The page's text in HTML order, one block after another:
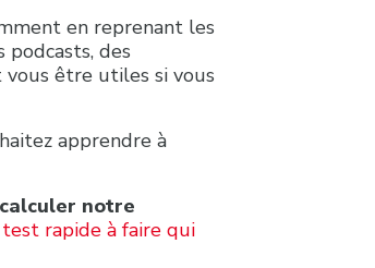
en reprenant les
podcasts, des
être utiles si vous
apprendre à
calculer notre
rapide à faire qui